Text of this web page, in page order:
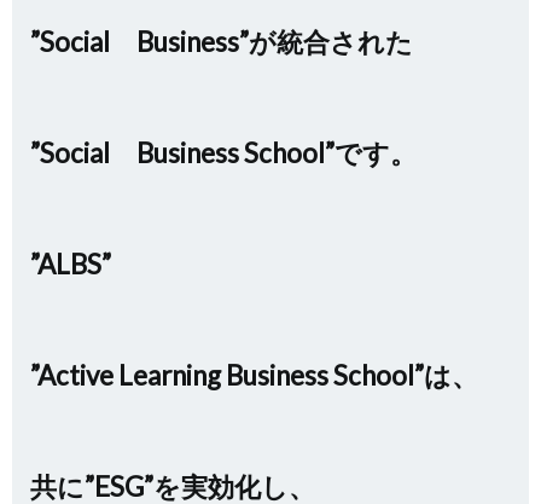
”Social Business”が統合された
”Social Business School”です。
”ALBS”
”Active Learning Business School”は、
共に”ESG”を実効化し、